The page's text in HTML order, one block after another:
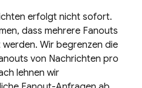
erfolgt nicht sofort.
dass mehrere Fanouts
Wir begrenzen die
von Nachrichten pro
lehnen wir